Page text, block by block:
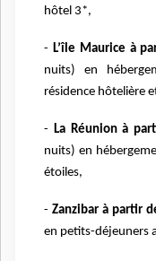
hôtel 3*,
- L’île Maurice à
nuits) en
résidence hôtelière
- La Réunion à
nuits) en
étoiles,
- Zanzibar à partir
en petits-déjeuners